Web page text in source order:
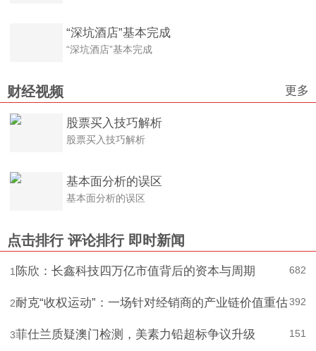
“深坑酒店”基本完成
“深坑酒店”基本完成
财经视频 更多
股票买入技巧解析
股票买入技巧解析
基本面分析的误区
基本面分析的误区
点击排行 评论排行 即时新闻
682
1 陈欣：长鑫科技四万亿市值背后的资本与周期
392
2耐克“收权运动”：一场针对经销商的产业链价值重估
151
3菲仕兰质疑澳门检测，美素力铅超标争议升级